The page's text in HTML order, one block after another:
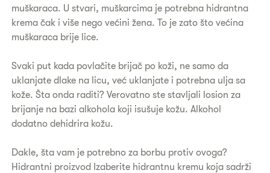
muškaraca. U stvari, muškarcima je potrebna hidrantna
krema čak i više nego većini žena. To je zato što većina
muškaraca brije lice.
Svaki put kada povlačite brijač po koži, ne samo da
uklanjate dlake na licu, već uklanjate i potrebna ulja sa
kože. Šta onda raditi? Verovatno ste stavljali losion za
brijanje na bazi alkohola koji isušuje kožu. Alkohol
dodatno dehidrira kožu.
Dakle, šta vam je potrebno za borbu protiv ovoga?
Hidrantni proizvod Izaberite hidrantnu kremu koja sadrži